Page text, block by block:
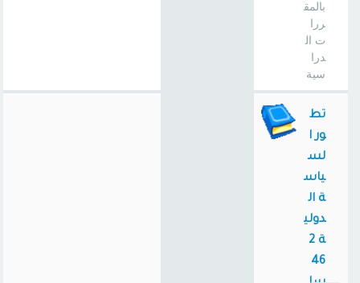
بالمق
ررا
ت ال
درا
سية
تط
ور ا
لس
ياس
ة ال
دولي
ة 2
46